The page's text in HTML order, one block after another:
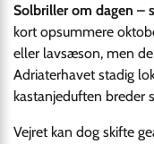
Solbriller om dagen –
kort opsummere
eller lavsæson, men
Adriaterhavet stadig
kastanjeduften breder
Vejret kan dog skifte